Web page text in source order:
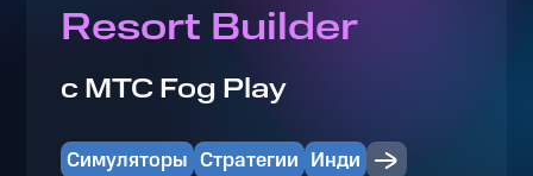
Resort Builder
с МТС Fog Play
Симуляторы Стратегии Инди